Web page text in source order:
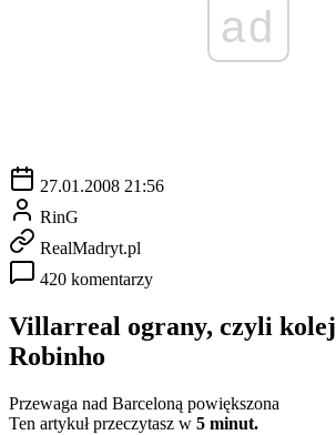
ad
27.01.2008 21:56
RinG
RealMadryt.pl
420 komentarzy
Villarreal ograny, czyli
Robinho
Przewaga nad Barceloną powiększona
Ten artykuł przeczytasz w 5 minut.